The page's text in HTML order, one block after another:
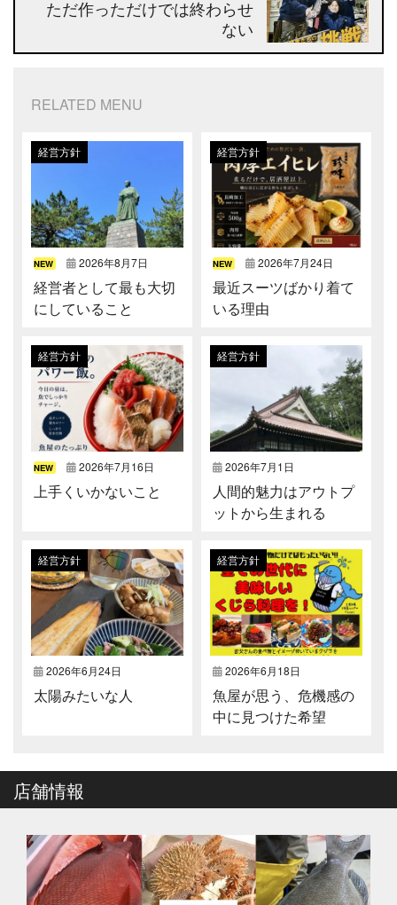
ただ作っただけでは終わらせ
ない
RELATED MENU
経営方針
NEW 2026年8月7日
経営者として最も大切
にしていること
経営方針
NEW 2026年7月24日
最近スーツばかり着て
いる理由
経営方針
NEW 2026年7月16日
上手くいかないこと
経営方針
2026年7月1日
人間的魅力はアウトプ
ットから生まれる
経営方針
2026年6月24日
太陽みたいな人
経営方針
2026年6月18日
魚屋が思う、危機感の
中に見つけた希望
店舗情報